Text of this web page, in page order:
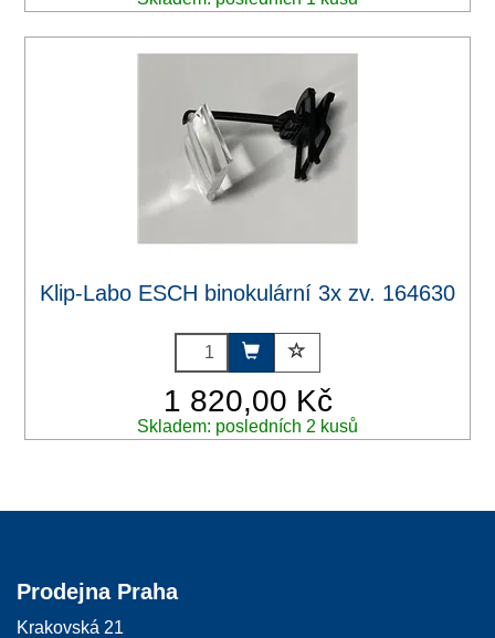
Klip-Labo ESCH binokulární 3x zv. 164630
1 820,00 Kč
Skladem: posledních 2 kusů
Prodejna Praha
Krakovská 21